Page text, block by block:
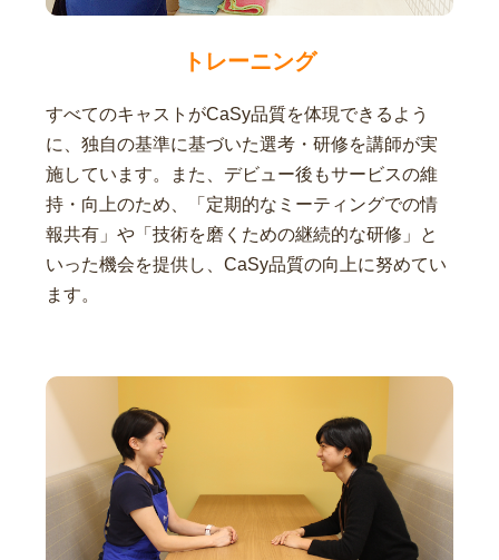
トレーニング
すべてのキャストがCaSy品質を体現できるよう
に、独自の基準に基づいた選考・研修を講師が実
施しています。また、デビュー後もサービスの維
持・向上のため、「定期的なミーティングでの情
報共有」や「技術を磨くための継続的な研修」と
いった機会を提供し、CaSy品質の向上に努めてい
ます。